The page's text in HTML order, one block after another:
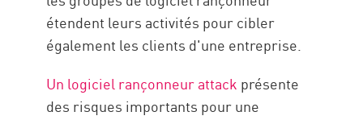
étendent leurs activités pour cibler
également les clients d'une entreprise.
Un logiciel rançonneur attack présente
des risques importants pour une